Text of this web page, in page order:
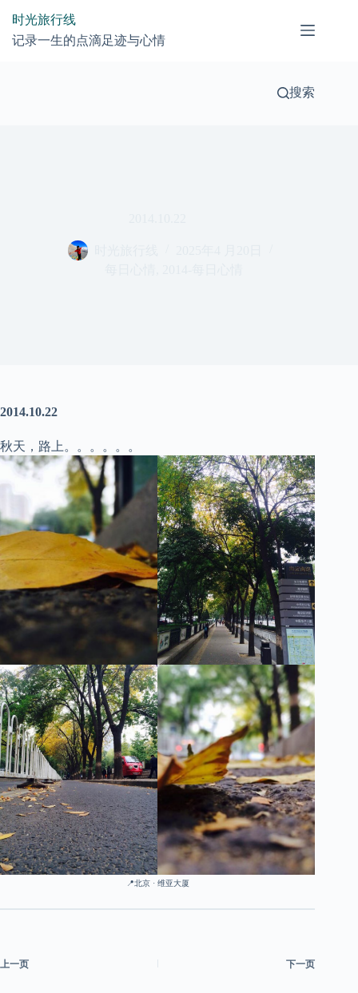
时光旅行线
记录一生的点滴足迹与心情
搜索
2014.10.22
秋天，路上。。。。。。
📍北京 · 维亚大厦
上一页 下一页